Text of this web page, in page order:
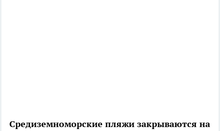
Средиземноморские пляжи закрываются на